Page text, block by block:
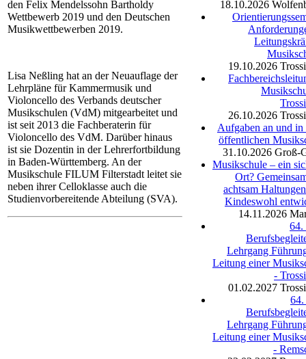
den Felix Mendelssohn Bartholdy
Wettbewerb 2019 und den Deutschen
Musikwettbewerben 2019.
Lisa Neßling hat an der Neuauflage der
Lehrpläne für Kammermusik und
Violoncello des Verbands deutscher
Musikschulen (VdM) mitgearbeitet und
ist seit 2013 die Fachberaterin für
Violoncello des VdM. Darüber hinaus
ist sie Dozentin in der Lehrerfortbildung
in Baden-Württemberg. An der
Musikschule FILUM Filterstadt leitet sie
neben ihrer Celloklasse auch die
Studienvorbereitende Abteilung (SVA).
18.10.2026
19.10.2026
26.10.2026
Aufgaben an und in
öffentlichen
31.10.2026 Groß-
Musikschule – ein
Ort?
achtsam
Kindeswohl
14.11.2026
Lehrgang
Leitung einer
-
01.02.2027
Lehrgang
Leitung einer
-